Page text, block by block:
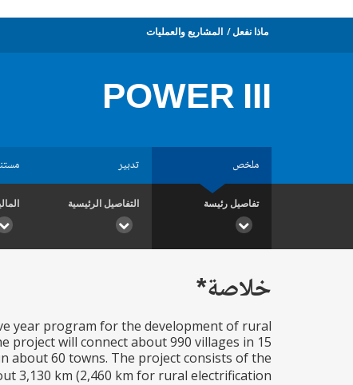
ماذا نفعل المشاريع والعمليات
POWER III
ملخص تدبير
تفاصيل رئيسة التفاصيل الرئيسية
خلاصة*
year program for the development of rural
will connect about 990 villages in 15
about 60 towns. The project consists of the
3,130 km (2,460 km for rural electrification...